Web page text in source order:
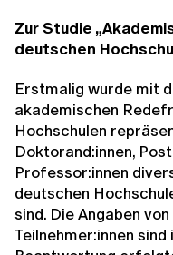
Zur Studie
deutschen
Erstmalig wurde mit
akademischen
Hochschulen
Doktorand:innen,
Professor:innen
deutschen
sind. Die Angaben
Teilnehmer:innen